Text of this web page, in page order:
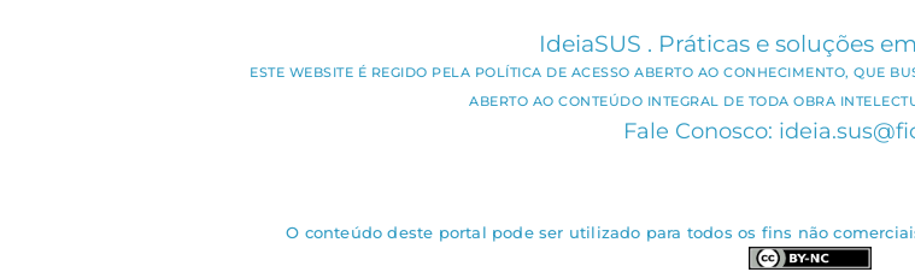
IdeiaSUS . Práticas e soluções
ESTE WEBSITE É REGIDO PELA POLÍTICA DE ACESSO ABERTO AO CONHECIMENTO, QUE
ABERTO AO CONTEÚDO INTEGRAL DE TODA OBRA
Fale Conosco:
O conteúdo deste portal pode ser utilizado para todos os fins não